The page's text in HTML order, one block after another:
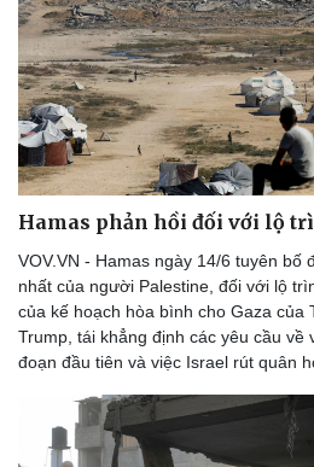
Hamas phản hồi đối với lộ
VOV.VN - Hamas ngày 14/6 tuyên bố
nhất của người Palestine, đối với lộ
của kế hoạch hòa bình cho Gaza của
Trump, tái khẳng định các yêu cầu về
đoạn đầu tiên và việc Israel rút quân